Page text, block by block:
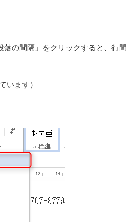
落の間隔」をクリックすると、行間
います）